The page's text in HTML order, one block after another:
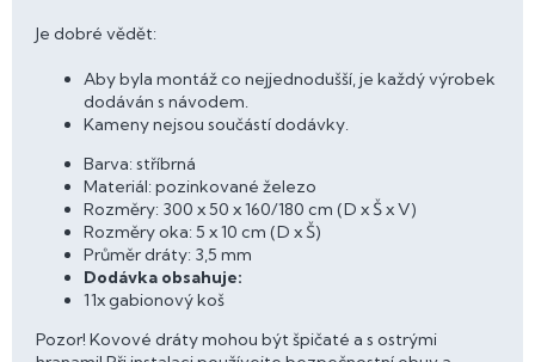
Je dobré vědět:
Aby byla montáž co nejjednodušší, je každý výrobek
dodáván s návodem.
Kameny nejsou součástí dodávky.
Barva: stříbrná
Materiál: pozinkované železo
Rozměry: 300 x 50 x 160/180 cm (D x Š x V)
Rozměry oka: 5 x 10 cm (D x Š)
Průměr dráty: 3,5 mm
Dodávka obsahuje:
11x gabionový koš
Pozor! Kovové dráty mohou být špičaté a s ostrými